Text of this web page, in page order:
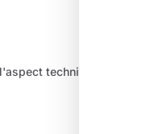
technique.